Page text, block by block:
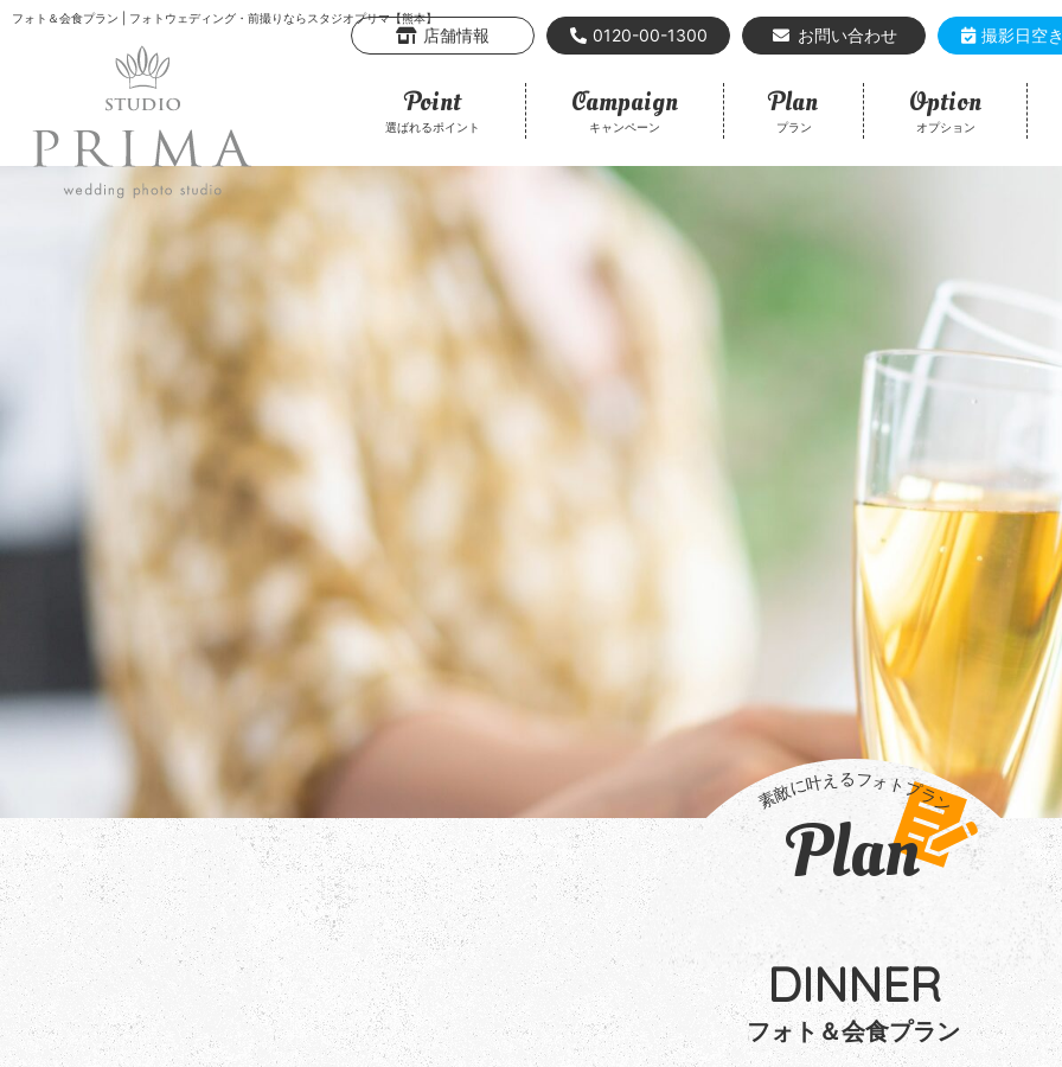
フォト＆会食プラン | フォトウェディング・前撮りならスタジオプリマ【熊本】
店舗情報 0120-00-1300 お問い合わせ 撮影日空
Point
選ばれるポイント
Campaign
キャンペーン
Plan
プラン
Option
オプション
Plan
DINNER
フォト＆会食プラン